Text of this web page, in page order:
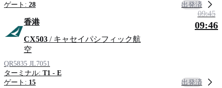
ゲート: 28 出発済
香港
CX503 / キャセイパシフィック航
空
QR5835 JL7051
ターミナル: T1 - E
ゲート: 15
09:45
09:46
出発済